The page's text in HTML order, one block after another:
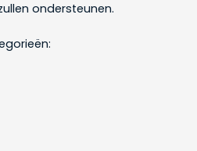
ondersteunen.